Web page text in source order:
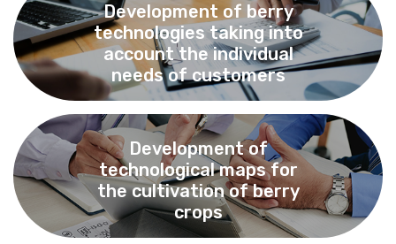
News
Articles
Contacts
Development of berry
technologies taking into
account the individual
needs of customers
Development of
technological maps for
the cultivation of berry
crops